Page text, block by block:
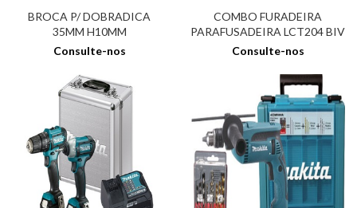
BROCA P/ DOBRADICA
35MM H10MM
Consulte-nos
COMBO FURADEIRA
PARAFUSADEIRA LCT204 BIV
Consulte-nos